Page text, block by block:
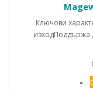
Ключови
изходПоддържа